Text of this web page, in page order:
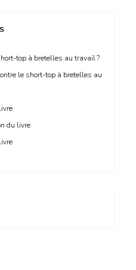
top à bretelles au travail ?
le short-top à bretelles au
du livre